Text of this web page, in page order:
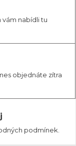
nabídli tu
objednáte zítra
podmínek.